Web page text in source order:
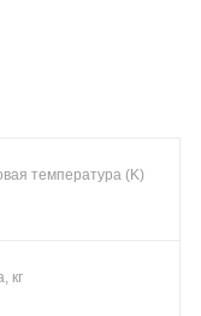
температура (K)
кг